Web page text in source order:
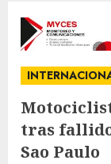
tras
Sao Paulo